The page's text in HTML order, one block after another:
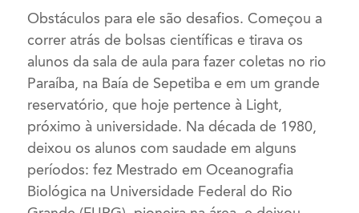
Obstáculos para ele são desafios. Começou a
correr atrás de bolsas científicas e tirava os
alunos da sala de aula para fazer coletas no rio
Paraíba, na Baía de Sepetiba e em um grande
reservatório, que hoje pertence à Light,
próximo à universidade. Na década de 1980,
deixou os alunos com saudade em alguns
períodos: fez Mestrado em Oceanografia
Biológica na Universidade Federal do Rio